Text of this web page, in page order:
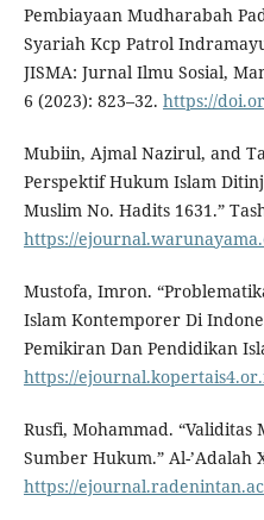
Pembiayaan Mudharabah
Syariah Kcp Patrol
JISMA: Jurnal Ilmu Sosial,
6 (2023): 823–32. https://
Mubiin, Ajmal Nazirul, and
Perspektif Hukum Islam
Muslim No. Hadits 1631.”
https://
Mustofa, Imron.
Islam Kontemporer Di
Pemikiran Dan Pendidikan
https://
Rusfi, Mohammad. “Validitas
Sumber Hukum.” Al-’Adalah
https://